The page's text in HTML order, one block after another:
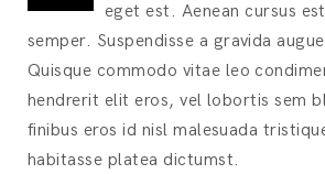
eget est. Aenean cursus
semper. Suspendisse a gravida
Quisque commodo vitae leo
hendrerit elit eros, vel lobortis sem
finibus eros id nisl malesuada
habitasse platea dictumst.